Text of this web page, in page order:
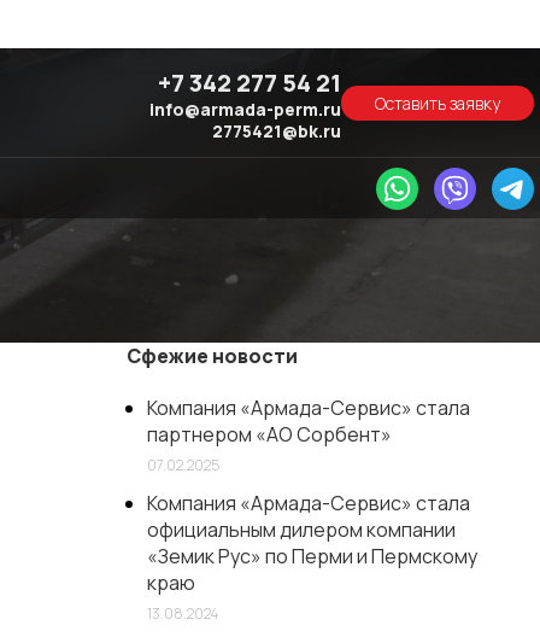
+7 342 277 54 21
info@armada-perm.ru
2775421@bk.ru
Оставить заявку
Сфежие новости
Компания «Армада-Сервис» стала
партнером «AO Сорбент»
07.02.2025
Компания «Армада-Сервис» стала
официальным дилером компании
«Земик Рус» по Перми и Пермскому
краю
13.08.2024